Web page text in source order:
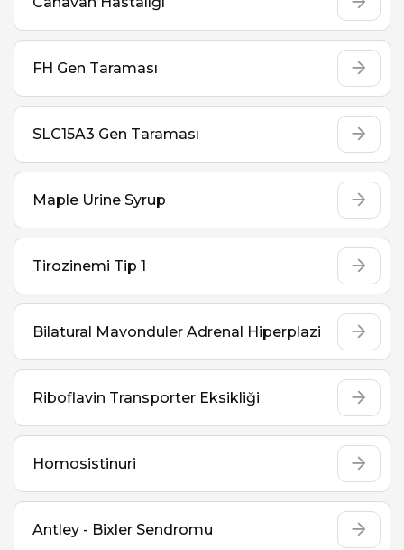
FH Gen Taraması
SLC15A3 Gen Taraması
Maple Urine Syrup
Tirozinemi Tip 1
Bilatural Mavonduler Adrenal Hiperplazi
Riboflavin Transporter Eksikliği
Homosistinuri
Antley - Bixler Sendromu